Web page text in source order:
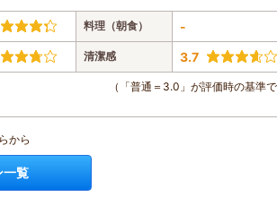
料理（朝食） -
清潔感 3.7
（「普通＝3.0」が評価時の基準で
から
一覧